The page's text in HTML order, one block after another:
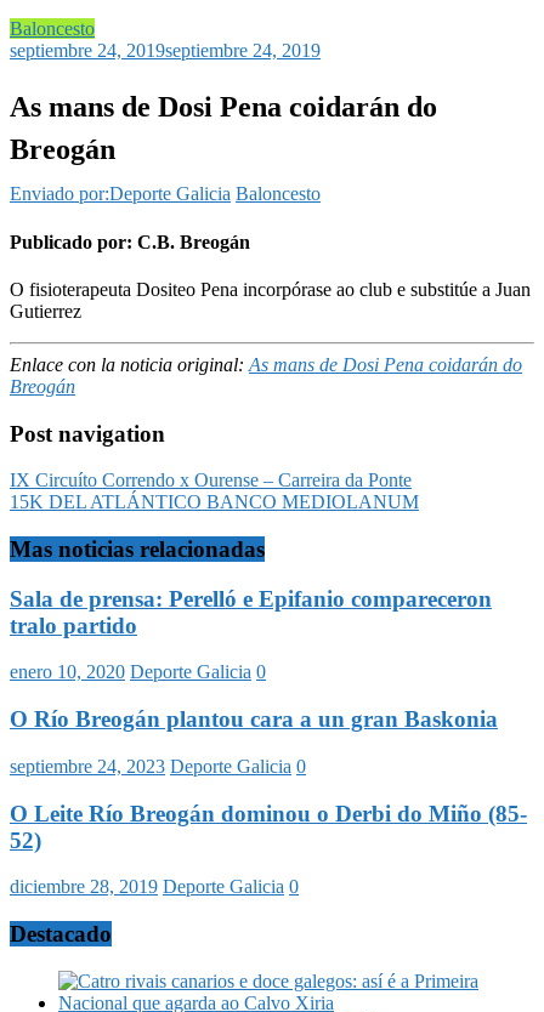
Baloncesto
septiembre 24, 2019septiembre 24, 2019
As mans de Dosi Pena coidarán do
Breogán
Enviado por:Deporte Galicia Baloncesto
Publicado por: C.B. Breogán
O fisioterapeuta Dositeo Pena incorpórase ao club e substitúe a Juan
Gutierrez
Enlace con la noticia original: As mans de Dosi Pena coidarán do
Breogán
Post navigation
IX Circuíto Correndo x Ourense – Carreira da Ponte
15K DEL ATLÁNTICO BANCO MEDIOLANUM
Mas noticias relacionadas
Sala de prensa: Perelló e Epifanio compareceron
tralo partido
enero 10, 2020 Deporte Galicia 0
O Río Breogán plantou cara a un gran Baskonia
septiembre 24, 2023 Deporte Galicia 0
O Leite Río Breogán dominou o Derbi do Miño (85-
52)
diciembre 28, 2019 Deporte Galicia 0
Destacado